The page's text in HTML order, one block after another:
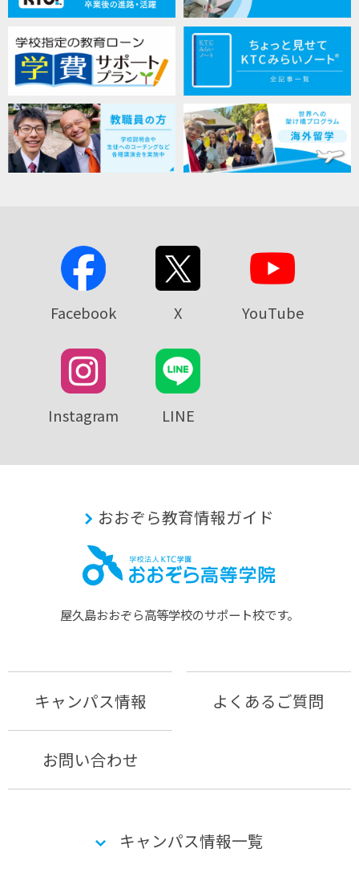
Facebook X YouTube
Instagram LINE
おおぞら教育情報ガイド
屋久島おおぞら⾼等学校のサポート校です。
キャンパス情報 よくあるご質問
お問い合わせ
キャンパス情報一覧